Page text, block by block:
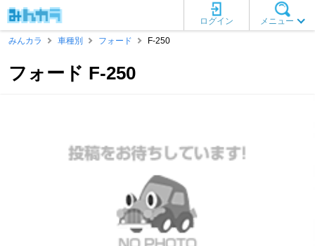
メニュー
ログイン
みんカラ
車種別 フォード F-250
フォード F-250